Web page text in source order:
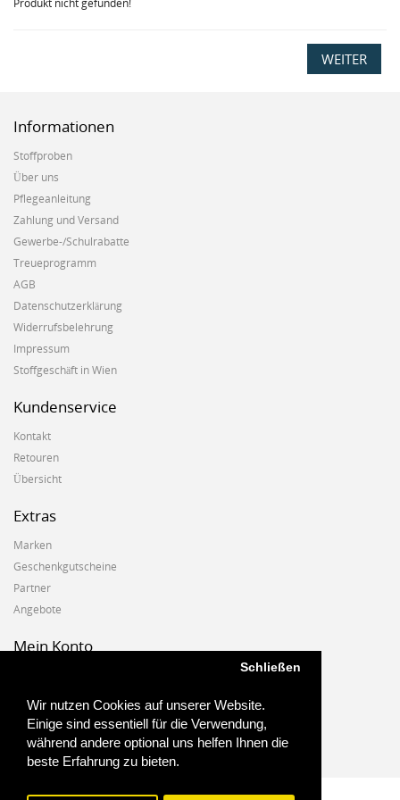
Wir nutzen Cookies auf unserer Website.
Einige sind essentiell für die Verwendung,
während andere optional uns helfen Ihnen die
beste Erfahrung zu bieten.
Schließen
Produkt nicht gefunden!
WEITER
Informationen
Stoffproben
Über uns
Pflegeanleitung
Zahlung und Versand
Gewerbe-/Schulrabatte
Treueprogramm
AGB
Datenschutzerklärung
Widerrufsbelehrung
Impressum
Stoffgeschäft in Wien
Kundenservice
Kontakt
Retouren
Übersicht
Extras
Marken
Geschenkgutscheine
Partner
Angebote
Mein Konto
Auftragshistorie
Wunschzettel
Newsletter